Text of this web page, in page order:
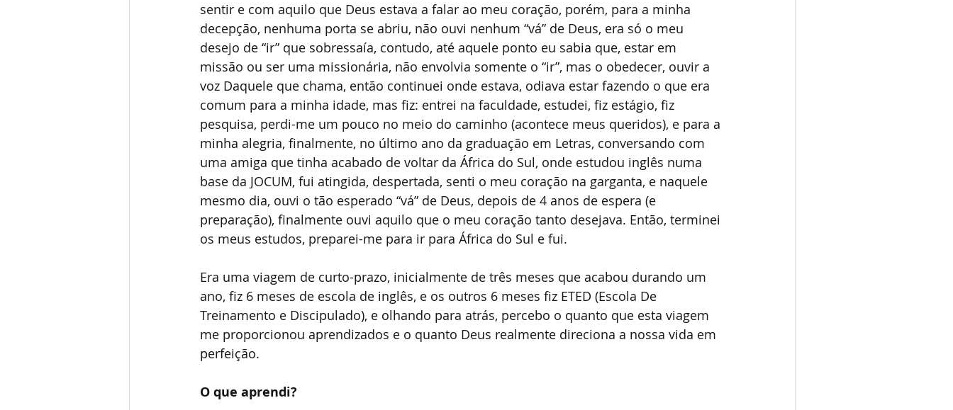
sentir e com aquilo que Deus estava a falar ao meu coração, porém, para a minha
decepção, nenhuma porta se abriu, não ouvi nenhum “vá” de Deus, era só o meu
desejo de “ir” que sobressaía, contudo, até aquele ponto eu sabia que, estar em
missão ou ser uma missionária, não envolvia somente o “ir”, mas o obedecer, ouvir a
voz Daquele que chama, então continuei onde estava, odiava estar fazendo o que era
comum para a minha idade, mas fiz: entrei na faculdade, estudei, fiz estágio, fiz
pesquisa, perdi-me um pouco no meio do caminho (acontece meus queridos), e para a
minha alegria, finalmente, no último ano da graduação em Letras, conversando com
uma amiga que tinha acabado de voltar da África do Sul, onde estudou inglês numa
base da JOCUM, fui atingida, despertada, senti o meu coração na garganta, e naquele
mesmo dia, ouvi o tão esperado “vá” de Deus, depois de 4 anos de espera (e
preparação), finalmente ouvi aquilo que o meu coração tanto desejava. Então, terminei
os meus estudos, preparei-me para ir para África do Sul e fui.
Era uma viagem de curto-prazo, inicialmente de três meses que acabou durando um
ano, fiz 6 meses de escola de inglês, e os outros 6 meses fiz ETED (Escola De
Treinamento e Discipulado), e olhando para atrás, percebo o quanto que esta viagem
me proporcionou aprendizados e o quanto Deus realmente direciona a nossa vida em
perfeição.
O que aprendi?